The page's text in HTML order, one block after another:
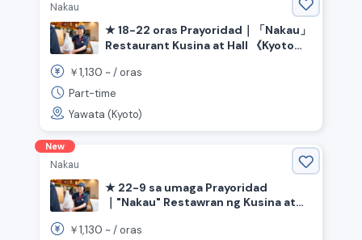
Nakau
★ 18-22 oras Prayoridad｜「Nakau」
Restaurant Kusina at Hall 《Kyoto
Station》
￥1,130 ~ /oras
Part-time
Yawata (Kyoto)
New
Nakau
★ 22-9 sa umaga Prayoridad
｜"Nakau" Restawran ng Kusina at
City Kita Ward》
￥1,130 ~ /oras